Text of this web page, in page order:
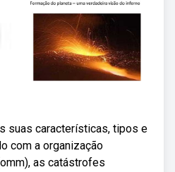
suas características, tipos e
com a organização
as catástrofes